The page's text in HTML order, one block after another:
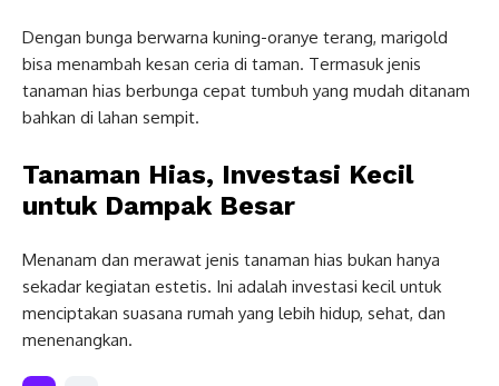
Dengan bunga berwarna kuning-oranye terang, marigold
bisa menambah kesan ceria di taman. Termasuk jenis
tanaman hias berbunga cepat tumbuh yang mudah ditanam
bahkan di lahan sempit.
Tanaman Hias, Investasi Kecil
untuk Dampak Besar
Menanam dan merawat jenis tanaman hias bukan hanya
sekadar kegiatan estetis. Ini adalah investasi kecil untuk
menciptakan suasana rumah yang lebih hidup, sehat, dan
menenangkan.